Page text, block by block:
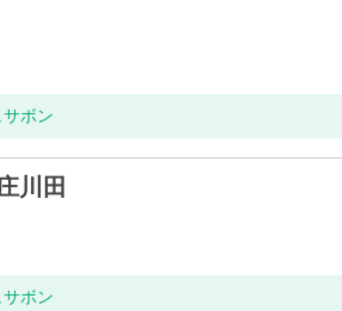
ボン
川田
ボン